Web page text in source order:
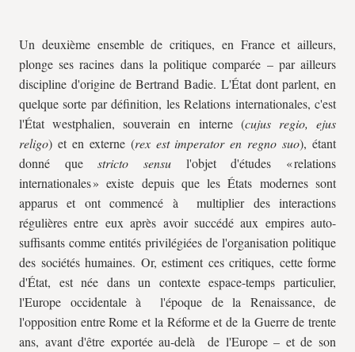
Un deuxième ensemble de critiques, en France et ailleurs,
plonge ses racines dans la politique comparée – par ailleurs
discipline d'origine de Bertrand Badie. L'État dont parlent, en
quelque sorte par définition, les Relations internationales, c'est
l'État westphalien, souverain en interne (cujus regio, ejus
religo) et en externe (rex est imperator en regno suo), étant
donné questricto sensu l'objet d'études « relations
internationales » existe depuis que les États modernes sont
apparus et ont commencé à multiplier des interactions
régulières entre eux après avoir succédé aux empires auto-
suffisants comme entités privilégiées de l'organisation politique
des sociétés humaines. Or, estiment ces critiques, cette forme
d'État, est née dans un contexte espace-temps particulier,
l'Europe occidentale à l'époque de la Renaissance, de
l'opposition entre Rome et la Réforme et de la Guerre de trente
ans, avant d'être exportée au-delà de l'Europe – et de son